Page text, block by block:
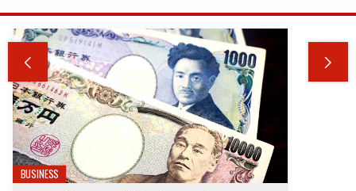
 
BUSINESS